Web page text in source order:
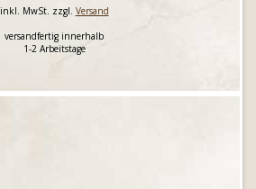
inkl. MwSt. zzgl. Versand
versandfertig innerhalb
1-2 Arbeitstage